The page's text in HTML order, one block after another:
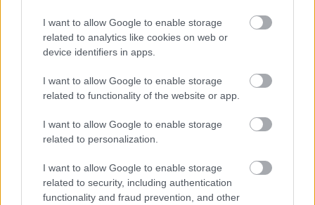
I want to allow Google to enable storage
related to analytics like cookies on web or
device identifiers in apps.
I want to allow Google to enable storage
related to functionality of the website or app.
I want to allow Google to enable storage
related to personalization.
I want to allow Google to enable storage
related to security, including authentication
functionality and fraud prevention, and other
ELŐZŐ MÉRKŐZÉSEK
Támogatás
Támogasd adományoddal